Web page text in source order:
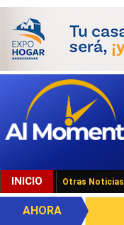
INICIO Otras Noticias
AHORA